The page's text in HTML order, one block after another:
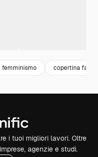
femminismo copertina
i tuoi migliori lavori. Oltre
agenzie e studi.